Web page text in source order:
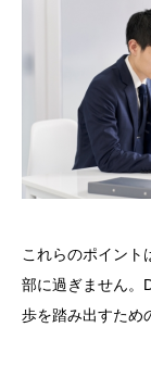
これらのポイント
部に過ぎません。
歩を踏み出すため